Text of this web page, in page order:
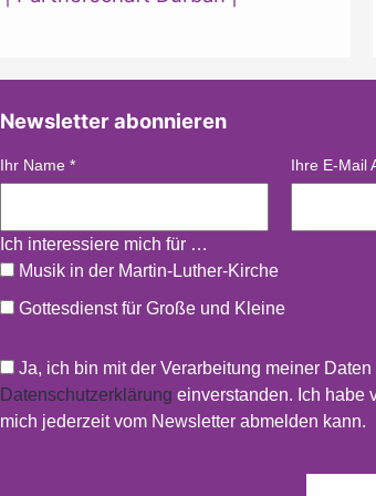
Newsletter abonnieren
Ihr Name * Ihre E-Mail
Ich interessiere mich für …
Musik in der Martin-Luther-Kirche
Gottesdienst für Große und Kleine
Ja, ich bin mit der Verarbeitung meiner
Datenschutzerklärung einverstanden. Ich habe
mich jederzeit vom Newsletter abmelden kann.